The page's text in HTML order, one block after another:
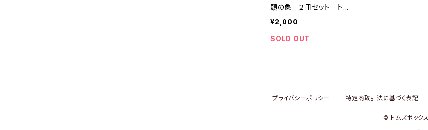
頭の象 ２冊セット ト
ムズボックス刊
¥2,000
SOLD OUT
プライバシーポリシー 特定商取引法に基づく表記
© トムズボックス